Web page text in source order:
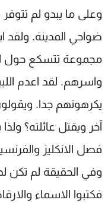
وعلى ما يبدو لم
ضواحي المدينة. ولقد
مجموعة تتسكع حول
واسرهم. لقد اعدم
يكرهونهم جدا.
آخر ويقتل عائلته؟
فصل الانكليز
وفي الحقيقة لم تكن
فكتبوا الاسماء